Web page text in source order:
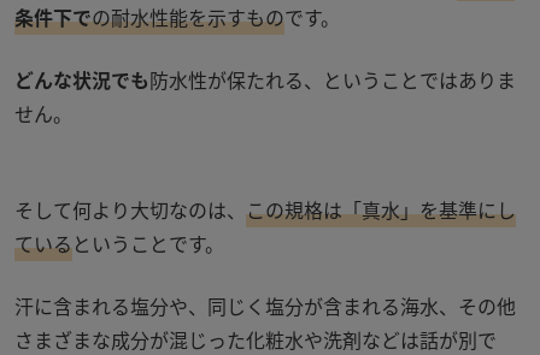
条件下での耐水性能を示すものです。
どんな状況でも防水性が保たれる、ということではありま
せん。
そして何より大切なのは、 この規格は「真水」を基準にし
ているということです。
汗に含まれる塩分や、同じく塩分が含まれる海水、その他
さまざまな成分が混じった化粧水や洗剤などは話が別で